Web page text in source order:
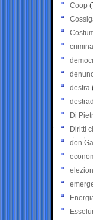
Coop
destra
Di
Diritti
don